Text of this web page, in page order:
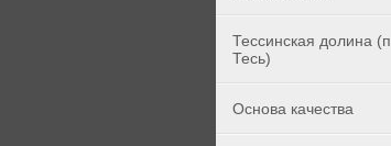
Тессинская долина (п.
Тесь)
Основа качества